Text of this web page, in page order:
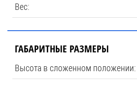
Вес:
ГАБАРИТНЫЕ РАЗМЕРЫ
Высота в сложенном положении: